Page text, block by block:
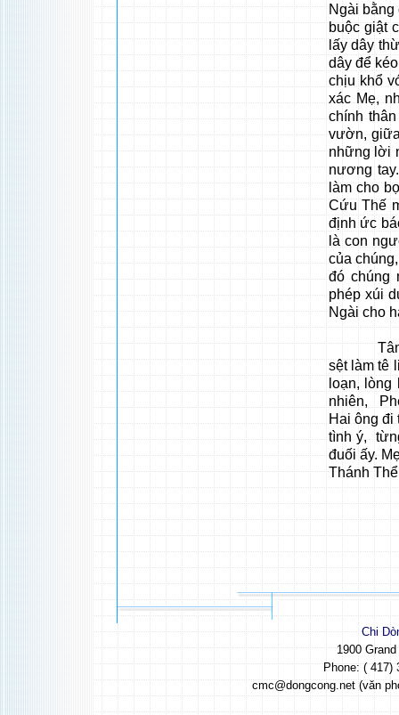
Ngài
buộc giật
lấy dây
dây để
chịu khổ
xác Mẹ,
chính
vườn,
những lời
nương
làm cho
Cứu Thế
định ức
là con
của
đó chúng
phép xúi
Ngài cho
Tâm
sệt làm tê
loạn,
nhiên,
Hai ông đi
tình ý,
đuối ấy.
Thánh
Chi
1900
Phone: ( 417)
cmc@dongcong.net (văn